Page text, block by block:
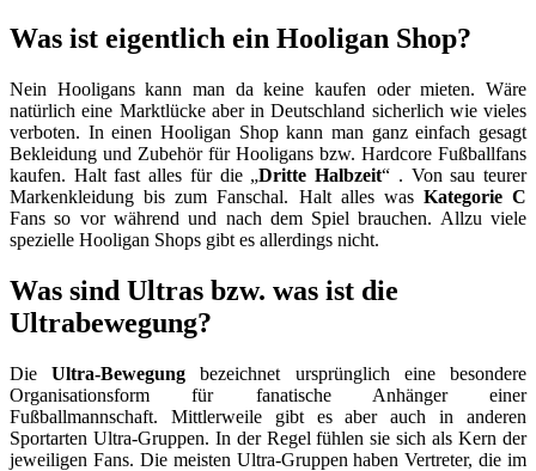
Was ist eigentlich ein Hooligan Shop?
Nein Hooligans kann man da keine kaufen oder mieten. Wäre
natürlich eine Marktlücke aber in Deutschland sicherlich wie vieles
verboten. In einen Hooligan Shop kann man ganz einfach gesagt
Bekleidung und Zubehör für Hooligans bzw. Hardcore Fußballfans
kaufen. Halt fast alles für die „Dritte Halbzeit“ . Von sau teurer
Markenkleidung bis zum Fanschal. Halt alles was Kategorie C
Fans so vor während und nach dem Spiel brauchen. Allzu viele
spezielle Hooligan Shops gibt es allerdings nicht.
Was sind Ultras bzw. was ist die
Ultrabewegung?
DieUltra-Bewegung bezeichnet ursprünglich eine besondere
Organisationsform für fanatische Anhänger einer
Fußballmannschaft. Mittlerweile gibt es aber auch in anderen
Sportarten Ultra-Gruppen. In der Regel fühlen sie sich als Kern der
jeweiligen Fans. Die meisten Ultra-Gruppen haben Vertreter, die im